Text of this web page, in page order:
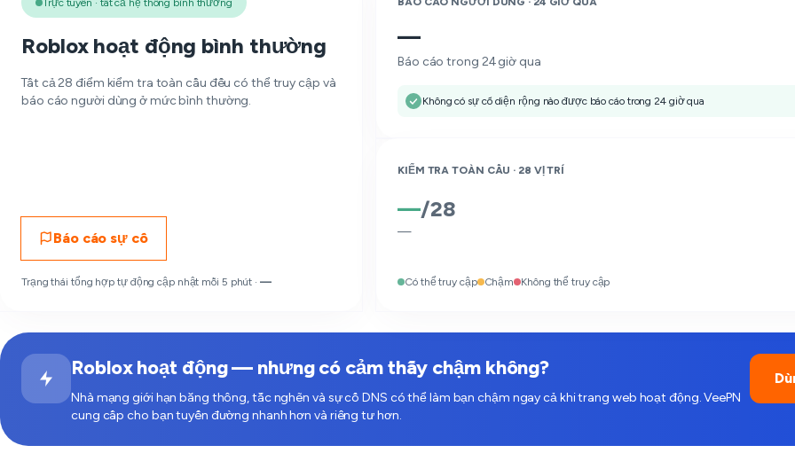
Trực tuyến · tất cả hệ thống bình thường
Roblox hoạt động bình thường
Tất cả 28 điểm kiểm tra toàn cầu đều có thể truy cập và
báo cáo người dùng ở mức bình thường.
Báo cáo sự cố
Trạng thái tổng hợp tự động cập nhật mỗi 5 phút · —
—
Báo cáo trong 24 giờ qua
Không có sự cố diện rộng nào được báo cáo trong 24 giờ qua
KIỂM TRA TOÀN CẦU · 28 VỊ TRÍ
—/28
—
Có thể truy cập Chậm Không thể truy cập
Roblox hoạt động — nhưng có cảm thấy chậm không?
Nhà mạng giới hạn băng thông, tắc nghẽn và sự cố DNS có thể làm bạn chậm ngay cả khi trang web hoạt động. VeePN
cung cấp cho bạn tuyến đường nhanh hơn và riêng tư hơn.